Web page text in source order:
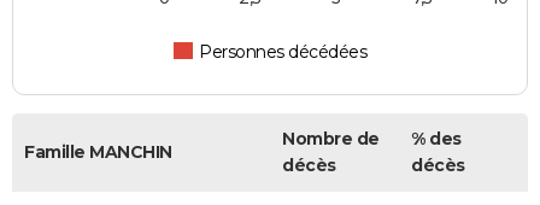
Personnes décédées
Famille MANCHIN
Nombre de
décès
% des
décès